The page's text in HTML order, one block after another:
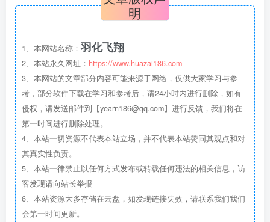
明
1、本网站名称： 羽化飞翔
2、本站永久网址： https://www.huazai186.com
3、本网站的文章部分内容可能来源于网络，仅供大家学习与参
考，部分软件下载在学习和参考后，请24小时内进行删除，如有
侵权，请发送邮件到【yearn186@qq.com】进行反馈，我们将在
第一时间进行删除处理。
4、本站一切资源不代表本站立场，并不代表本站赞同其观点和对
其真实性负责。
5、本站一律禁止以任何方式发布或转载任何违法的相关信息，访
客发现请向站长举报
6、本站资源大多存储在云盘，如发现链接失效，请联系我们我们
会第一时间更新。